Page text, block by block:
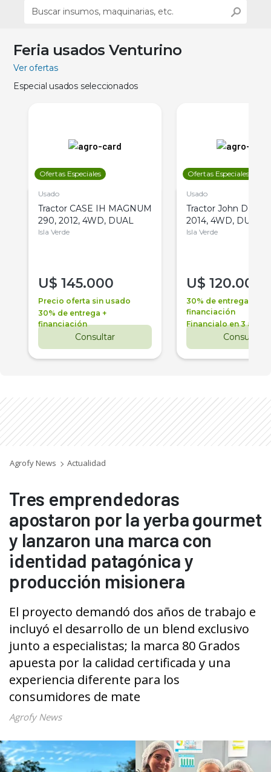
Feria usados Venturino
Ver ofertas
Especial usados seleccionados
Ofertas Especiales
Usado
Tractor CASE IH MAGNUM
290, 2012, 4WD, DUAL
Isla Verde
U$ 145.000
Precio oferta sin usado
30% de entrega +
financiación
Consultar
Ofertas Especiales
Usado
Tractor John Deere
2014, 4WD, DUAL
Isla Verde
U$ 120.000
30% de entrega +
financiación
Financialo en 3 años
Consultar
Agrofy News Actualidad
Tres emprendedoras
apostaron por la yerba gourmet
y lanzaron una marca con
identidad patagónica y
producción misionera
El proyecto demandó dos años de trabajo e
incluyó el desarrollo de un blend exclusivo
junto a especialistas; la marca 80 Grados
apuesta por la calidad certificada y una
experiencia diferente para los
consumidores de mate
Agrofy News